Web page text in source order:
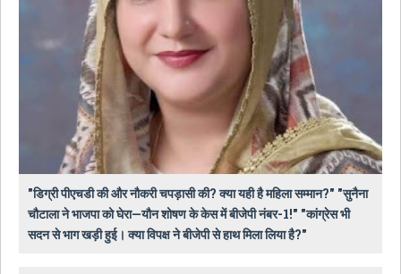
"डिग्री पीएचडी की और नौकरी चपड़ासी की? क्या यही है महिला सम्मान?" "सुनैना
चौटाला ने भाजपा को घेरा—यौन शोषण के केस में बीजेपी नंबर-1!" "कांग्रेस भी
सदन से भाग खड़ी हुई। क्या विपक्ष ने बीजेपी से हाथ मिला लिया है?"